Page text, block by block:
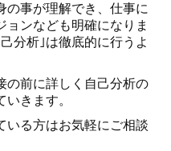
の事が理解でき、仕事に
ンなども明確になりま
分析｣は徹底的に行うよ
の前に詳しく自己分析の
きます。
いる方はお気軽にご相談